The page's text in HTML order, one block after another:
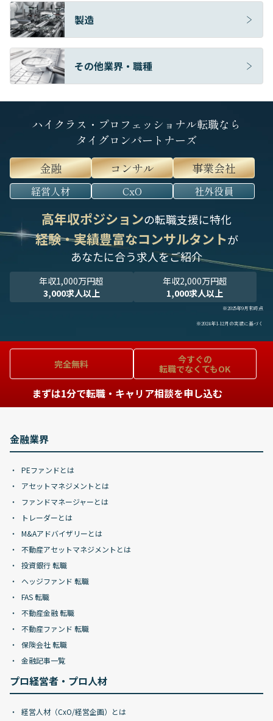
製造
その他業界・職種
ハイクラス・プロフェッショナル転職なら
タイグロンパートナーズ
金融
コンサル 事業会社
経営人材 CxO 社外役員
高年収ポジションの転職支援に特化
経験・実績豊富なコンサルタントが
あなたに合う求人をご紹介
年収1,000万円超
3,000求人以上
年収2,000万円超
1,000求人以上
※2025年9月末時点
※2024年1-12月の実績に基づく
完全無料
今すぐの
転職でなくてもOK
まずは1分で転職・キャリア相談を申し込む
金融業界
PEファンドとは
アセットマネジメントとは
ファンドマネージャーとは
トレーダーとは
M&Aアドバイザリーとは
不動産アセットマネジメントとは
投資銀行 転職
ヘッジファンド 転職
FAS 転職
不動産金融 転職
不動産ファンド 転職
保険会社 転職
金融記事一覧
プロ経営者・プロ人材
経営人材（CxO/経営企画）とは